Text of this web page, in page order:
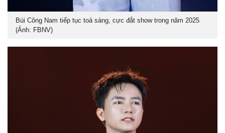
Bùi Công Nam tiếp tục toả sáng, cực đắt show trong năm 2025
(Ảnh: FBNV)